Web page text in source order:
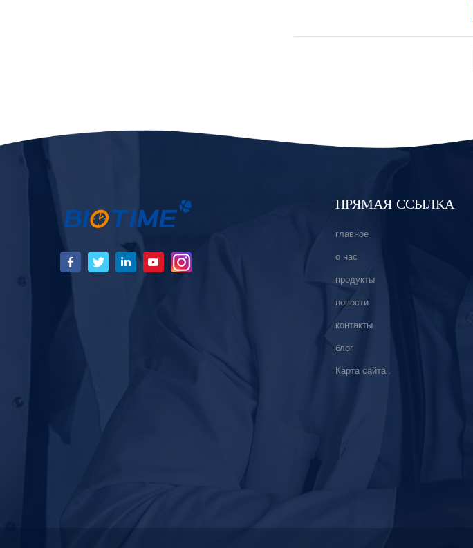
ПРЯМАЯ ССЫЛКА
главное
о нас
продукты
новости
контакты
блог
Карта сайта .